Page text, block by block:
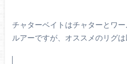
チャターベイトはチャターとワ
ルアーですが、オススメのリグは